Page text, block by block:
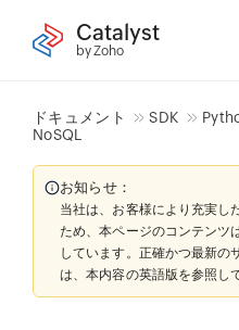
Catalyst
by Zoho
ドキュメント SDK
NoSQL
お知らせ：
当社は、お客様により充実し
ため、本ページのコンテンツ
しています。正確かつ最新の
は、本内容の英語版を参照し